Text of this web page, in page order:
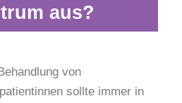
aus?
von
sollte immer in